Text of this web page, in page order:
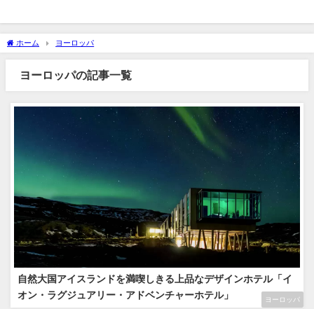
ホーム ヨーロッパ
ヨーロッパの記事一覧
ヨーロッパ
自然大国アイスランドを満喫しきる上品なデザインホテル「イ
オン・ラグジュアリー・アドベンチャーホテル」